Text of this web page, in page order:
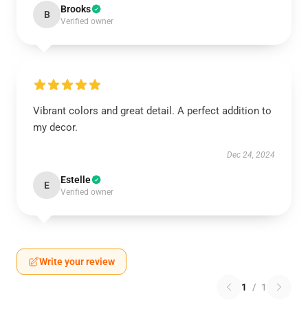
B Brooks
Verified owner
Vibrant colors and great detail. A perfect addition to
my decor.
Dec 24, 2024
E Estelle
Verified owner
Write your review
1 / 1